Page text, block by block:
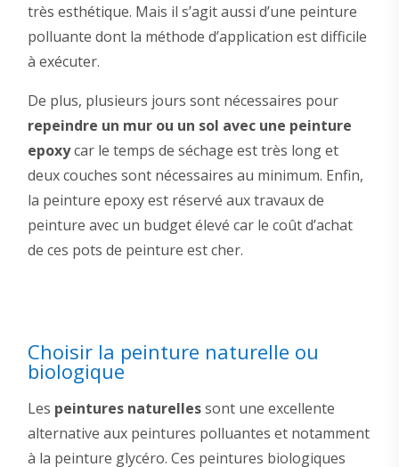
très esthétique. Mais il s’agit aussi d’une peinture
polluante dont la méthode d’application est difficile
à exécuter.
De plus, plusieurs jours sont nécessaires pour
repeindre un mur ou un sol avec une peinture
epoxycar le temps de séchage est très long et
deux couches sont nécessaires au minimum. Enfin,
la peinture epoxy est réservé aux travaux de
peinture avec un budget élevé car le coût d’achat
de ces pots de peinture est cher.
Choisir la peinture naturelle ou
biologique
Les peintures naturellessont une excellente
alternative aux peintures polluantes et notamment
à la peinture glycéro. Ces peintures biologiques